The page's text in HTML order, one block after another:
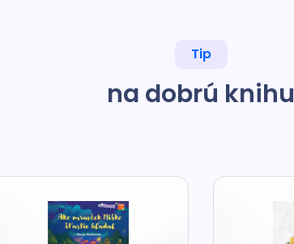
Tip
na dobrú knihu